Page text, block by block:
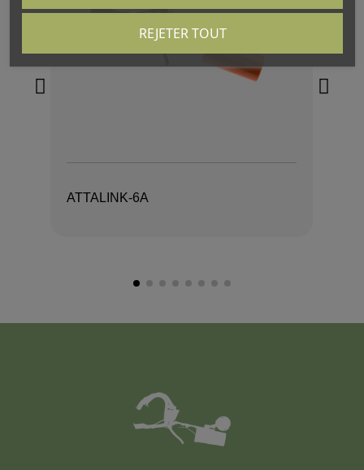
ATTALINK-6A
REJETER TOUT